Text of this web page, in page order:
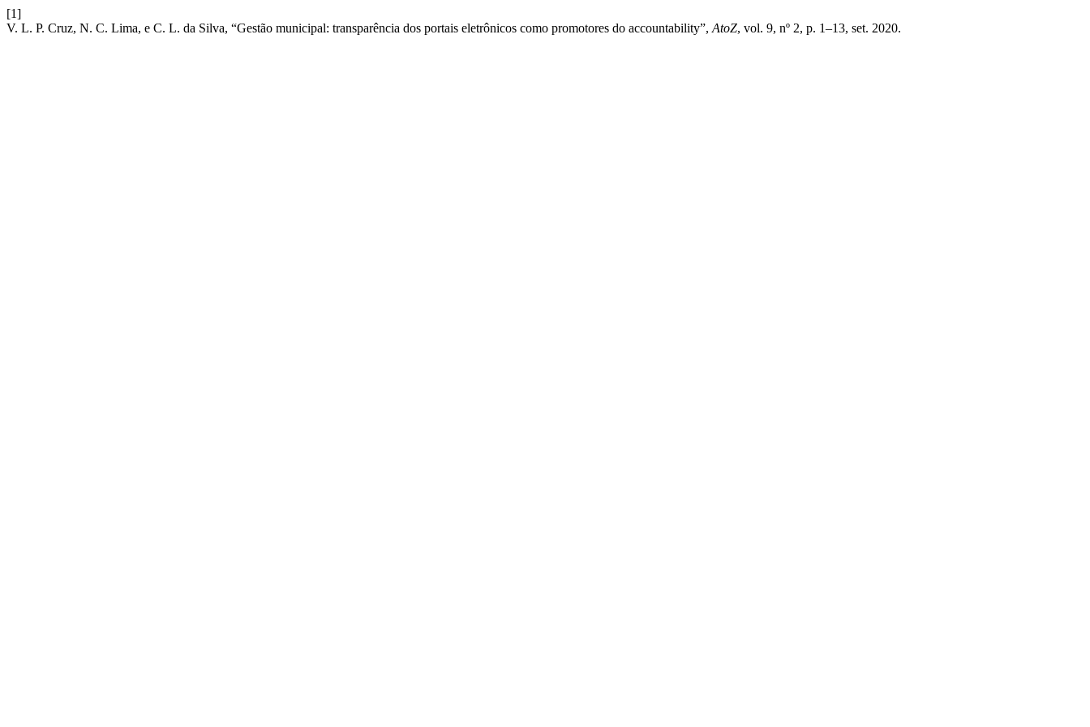
[1]
V. L. P. Cruz, N. C. Lima, e C. L. da Silva, “Gestão municipal: transparência dos portais eletrônicos como promotores do accountability”, AtoZ, vol. 9, nº 2, p. 1–13, set. 2020.